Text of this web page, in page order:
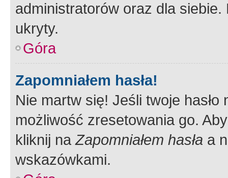
administratorów oraz dla
ukryty.
Góra
Zapomniałem hasła!
Nie martw się! Jeśli twoje
możliwość zresetowania go.
kliknij naZapomniałem hasła a
wskazówkami.